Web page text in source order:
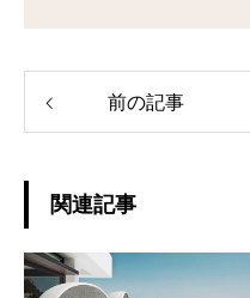
前の記事
関連記事